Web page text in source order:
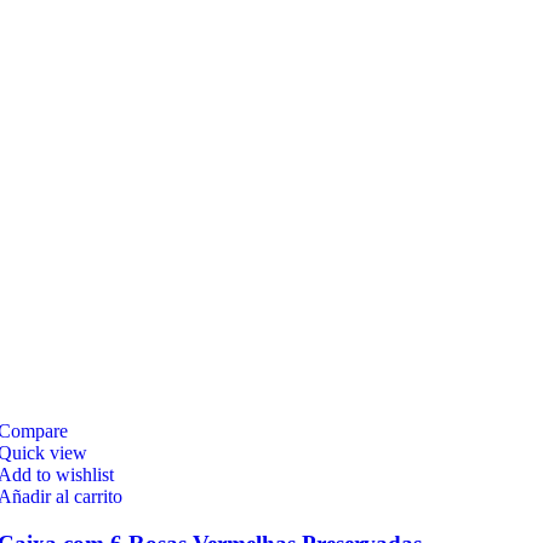
view
to wishlist
al carrito